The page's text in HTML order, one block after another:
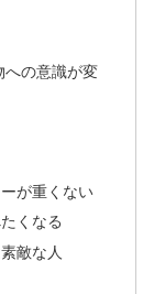
への意識が変
が重くない
くなる
敵な人